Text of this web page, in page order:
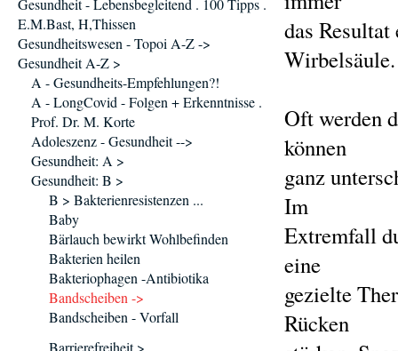
das
Wirbelsäule.
Oft werden
können
ganz
Im
Extremfall
eine
gezielte
Rücken
Gesundheit - Lebensbegleitend . 100 Tipps .
E.M.Bast, H,Thissen
Gesundheitswesen - Topoi A-Z ->
Gesundheit A-Z >
A - Gesundheits-Empfehlungen?!
A - LongCovid - Folgen + Erkenntnisse .
Prof. Dr. M. Korte
Adoleszenz - Gesundheit -->
Gesundheit: A >
Gesundheit: B >
B > Bakterienresistenzen ...
Baby
Bärlauch bewirkt Wohlbefinden
Bakterien heilen
Bakteriophagen -Antibiotika
Bandscheiben ->
Bandscheiben - Vorfall
Barrierefreiheit >